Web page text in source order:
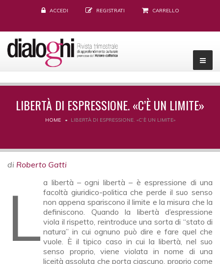
ACCEDI REGISTRATI CARRELLO
LIBERTÀ DI ESPRESSIONE. «C’È UN LIMITE»
HOME LIBERTÀ DI ESPRESSIONE. «C’È UN LIMITE»
di Roberto Gatti
La libertà – ogni libertà – è espressione di una facoltà giuridico-politica che perde il suo senso
non appena spariscono il limite e la misura che la
definiscono. Quando la libertà d’espressione
viola il rispetto, reintroduce una sorta di “stato di
natura” in cui ognuno può dire e fare quel che
vuole. È il tipico caso in cui la libertà, nel suo
senso proprio, viene violata in nome di una
liceità assoluta che porta ciascuno, proprio come